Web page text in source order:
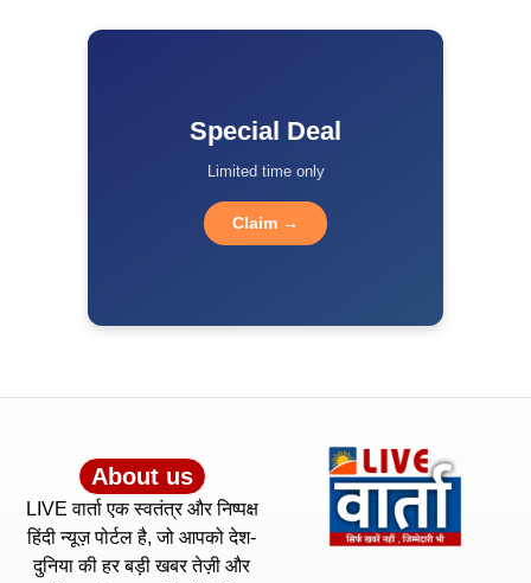
Special Deal
Limited time only
Claim →
About us
LIVE वार्ता एक स्वतंत्र और निष्पक्ष
हिंदी न्यूज़ पोर्टल है, जो आपको देश-
दुनिया की हर बड़ी खबर तेज़ी और